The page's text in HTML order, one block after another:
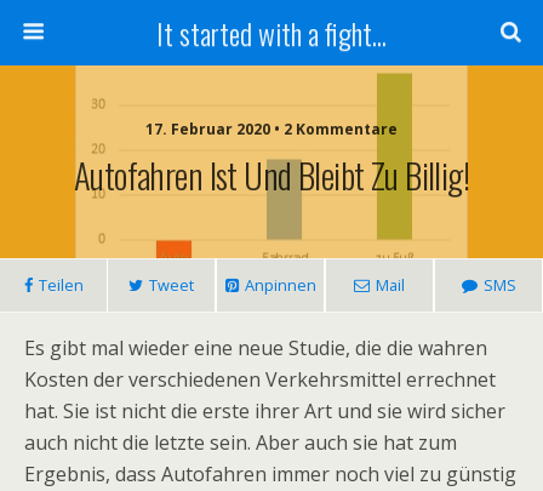
It started with a fight...
17. Februar 2020 • 2 Kommentare
Autofahren Ist Und Bleibt Zu Billig!
Teilen Tweet Anpinnen Mail SMS
Es gibt mal wieder eine neue Studie, die die wahren
Kosten der verschiedenen Verkehrsmittel errechnet
hat. Sie ist nicht die erste ihrer Art und sie wird sicher
auch nicht die letzte sein. Aber auch sie hat zum
Ergebnis, dass Autofahren immer noch viel zu günstig